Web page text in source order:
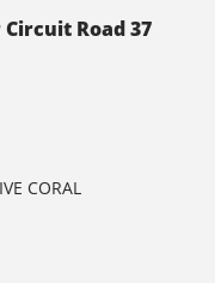
Road 37
CORAL